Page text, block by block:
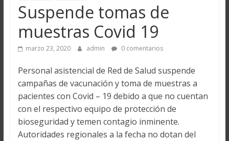
Suspende tomas de
muestras Covid 19
marzo 23, 2020 admin 0 comentarios
Personal asistencial de Red de Salud suspende
campañas de vacunación y toma de muestras a
pacientes con Covid – 19 debido a que no cuentan
con el respectivo equipo de protección de
bioseguridad y temen contagio inminente.
Autoridades regionales a la fecha no dotan del